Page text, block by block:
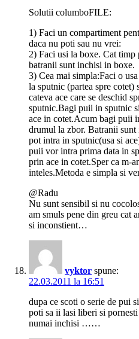
Solutii columboFILE:
1) Faci un compartiment
daca nu poti sau nu vrei:
2) Faci usi la boxe. Cat timp
batranii sunt inchisi in boxe.
3) Cea mai simpla:Faci o
la sputnic (partea spre cotet)
cateva ace care se deschid
sputnic.Bagi puii in sputnic
ace in cotet.Acum bagi puii
drumul la zbor. Batranii sunt
pot intra in sputnic(usa si
puii vor intra prima data in
prin ace in cotet.Sper ca m-
inteles.Metoda e simpla si
@Radu
Nu sunt sensibil si nu
am smuls pene din greu cat
si inconstient…
vyktor spune:
22.03.2011 la 16:51
dupa ce scoti o serie de pui
poti sa ii lasi liberi si
numai inchisi ……